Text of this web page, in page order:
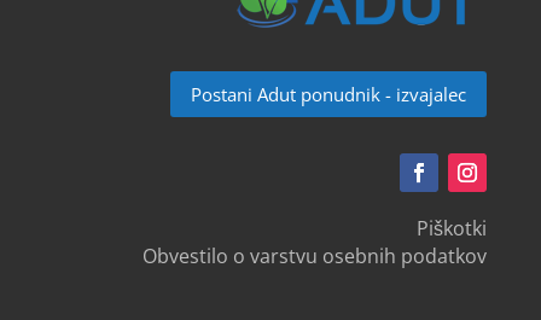
Postani Adut ponudnik - izvajalec
Piškotki
Obvestilo o varstvu osebnih podatkov